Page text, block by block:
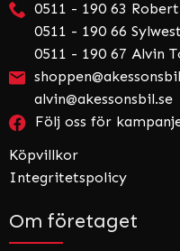
0511 - 190 63
0511 - 190 66
0511 - 190 67 Alvin
alvin@akessonsbil.se
Följ oss för
Köpvillkor
Integritetspolicy
Om företaget